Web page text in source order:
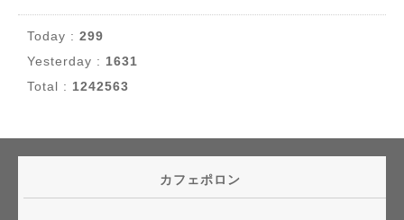
Today : 299
Yesterday : 1631
Total : 1242563
カフェポロン